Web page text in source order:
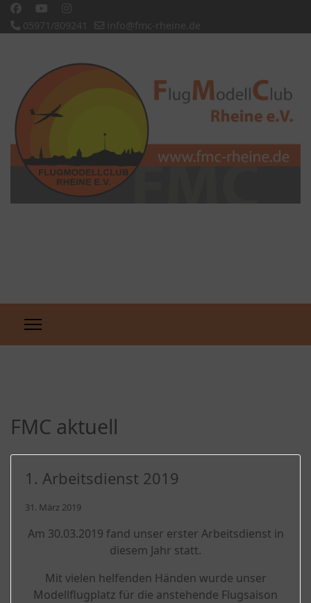
05971/809241 info@fmc-rheine.de
FMC aktuell
1. Arbeitsdienst 2019
31. März 2019
Am 30.03.2019 fand unser erster Arbeitsdienst in
diesem Jahr statt.
Mit vielen helfenden Händen wurde unser
Modellflugplatz für die anstehende Flugsaison